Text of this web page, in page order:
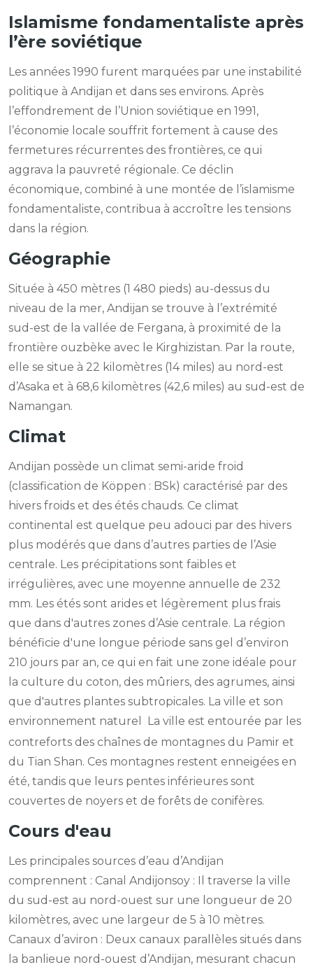
Islamisme fondamentaliste après
l’ère soviétique
Les années 1990 furent marquées par une instabilité
politique à Andijan et dans ses environs. Après
l’effondrement de l’Union soviétique en 1991,
l’économie locale souffrit fortement à cause des
fermetures récurrentes des frontières, ce qui
aggrava la pauvreté régionale. Ce déclin
économique, combiné à une montée de l’islamisme
fondamentaliste, contribua à accroître les tensions
dans la région.
Géographie
Située à 450 mètres (1 480 pieds) au-dessus du
niveau de la mer, Andijan se trouve à l’extrémité
sud-est de la vallée de Fergana, à proximité de la
frontière ouzbèke avec le Kirghizistan. Par la route,
elle se situe à 22 kilomètres (14 miles) au nord-est
d’Asaka et à 68,6 kilomètres (42,6 miles) au sud-est de
Namangan.
Climat
Andijan possède un climat semi-aride froid
(classification de Köppen : BSk) caractérisé par des
hivers froids et des étés chauds. Ce climat
continental est quelque peu adouci par des hivers
plus modérés que dans d’autres parties de l’Asie
centrale. Les précipitations sont faibles et
irrégulières, avec une moyenne annuelle de 232
mm. Les étés sont arides et légèrement plus frais
que dans d'autres zones d’Asie centrale. La région
bénéficie d'une longue période sans gel d’environ
210 jours par an, ce qui en fait une zone idéale pour
la culture du coton, des mûriers, des agrumes, ainsi
que d'autres plantes subtropicales. La ville et son
environnement naturel
La ville est entourée par les
contreforts des chaînes de montagnes du Pamir et
du Tian Shan. Ces montagnes restent enneigées en
été, tandis que leurs pentes inférieures sont
couvertes de noyers et de forêts de conifères.
Cours d'eau
Les principales sources d’eau d’Andijan
comprennent : Canal Andijonsoy : Il traverse la ville
du sud-est au nord-ouest sur une longueur de 20
kilomètres, avec une largeur de 5 à 10 mètres.
Canaux d’aviron : Deux canaux parallèles situés dans
la banlieue nord-ouest d’Andijan, mesurant chacun